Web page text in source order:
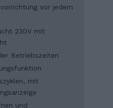
vor jedem
230V mit
Betriebszeiten
mit
und